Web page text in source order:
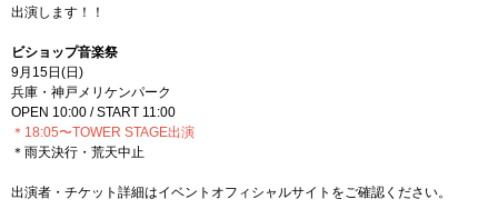
出演します！！
​ビショップ音楽祭
9月15日(日)
兵庫・神戸メリケンパーク
OPEN 10:00 / START 11:00
＊18:05〜TOWER STAGE出演
＊雨天決行・荒天中止
出演者・チケット詳細はイベントオフィシャルサイトをご確認ください。